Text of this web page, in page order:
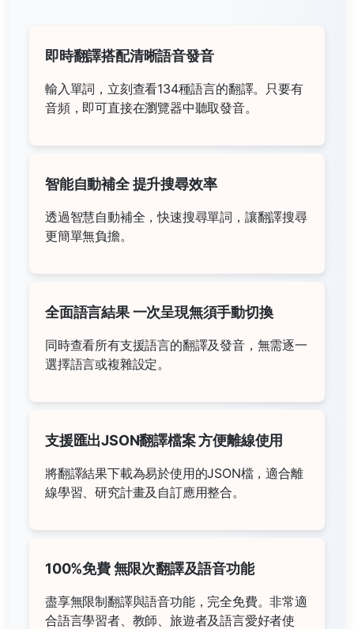
即時翻譯搭配清晰語音發音
輸入單詞，立刻查看134種語言的翻譯。只要有
音頻，即可直接在瀏覽器中聽取發音。
智能自動補全 提升搜尋效率
透過智慧自動補全，快速搜尋單詞，讓翻譯搜尋
更簡單無負擔。
全面語言結果 一次呈現無須手動切換
同時查看所有支援語言的翻譯及發音，無需逐一
選擇語言或複雜設定。
支援匯出JSON翻譯檔案 方便離線使用
將翻譯結果下載為易於使用的JSON檔，適合離
線學習、研究計畫及自訂應用整合。
100%免費 無限次翻譯及語音功能
盡享無限制翻譯與語音功能，完全免費。非常適
合語言學習者、教師、旅遊者及語言愛好者使